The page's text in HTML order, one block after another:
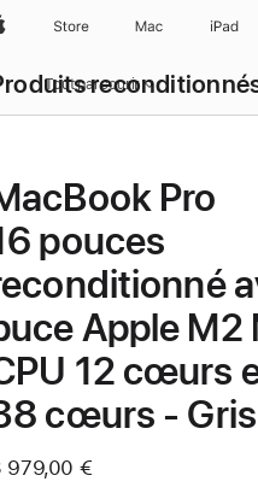
AppleStore Mac iPad
Tout parcourir
Pro
pouces
Apple M2
12 cœurs
cœurs -
979,00 €